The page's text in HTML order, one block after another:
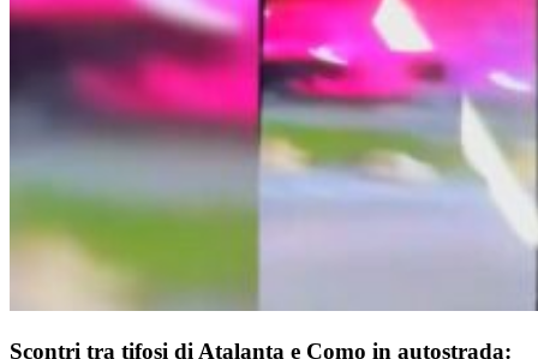
Scontri tra tifosi di Atalanta e Como in autostrada: